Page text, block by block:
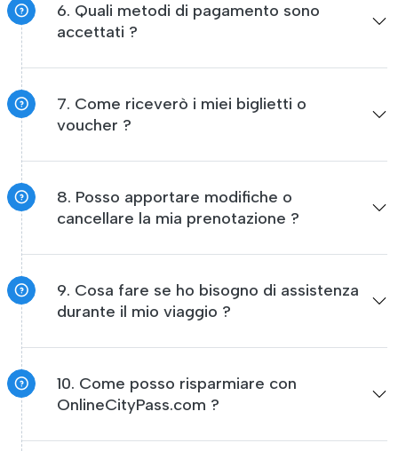
6. Quali metodi di pagamento sono
accettati ?
7. Come riceverò i miei biglietti o
voucher ?
8. Posso apportare modifiche o
cancellare la mia prenotazione ?
9. Cosa fare se ho bisogno di assistenza
durante il mio viaggio ?
10. Come posso risparmiare con
OnlineCityPass.com ?